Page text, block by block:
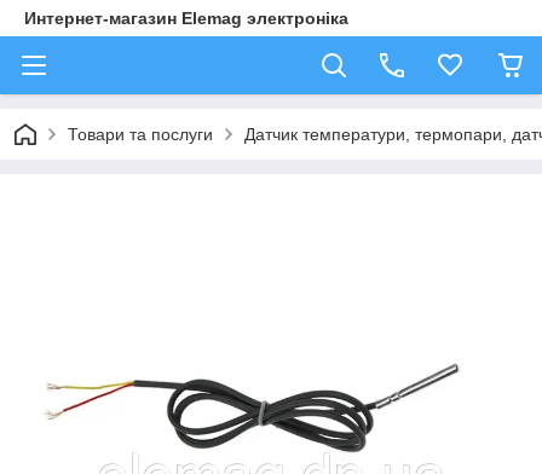
Интернет-магазин Elemag электроніка
Товари та послуги Датчик температури, термопари,